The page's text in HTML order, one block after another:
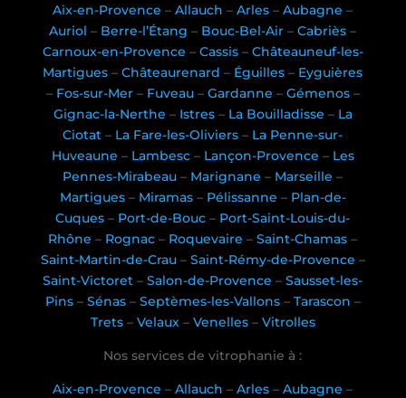
Aix-en-Provence –Allauch –Arles –Aubagne –
Auriol – Berre-l’Étang – Bouc-Bel-Air –Cabriès –
Carnoux-en-Provence – Cassis– Châteauneuf-les-
Martigues –Châteaurenard – Éguilles – Eyguières
– Fos-sur-Mer– Fuveau– Gardanne – Gémenos–
Gignac-la-Nerthe – Istres– La Bouilladisse – La
Ciotat – La Fare-les-Oliviers – La Penne-sur-
Huveaune – Lambesc– Lançon-Provence – Les
Pennes-Mirabeau – Marignane – Marseille –
Martigues– Miramas– Pélissanne – Plan-de-
Cuques – Port-de-Bouc – Port-Saint-Louis-du-
Rhône – Rognac – Roquevaire –Saint-Chamas –
Saint-Martin-de-Crau– Saint-Rémy-de-Provence –
Saint-Victoret –Salon-de-Provence –Sausset-les-
Pins– Sénas– Septèmes-les-Vallons– Tarascon –
Trets– Velaux– Venelles– Vitrolles
Nos services de vitrophanie à :
Aix-en-Provence –Allauch –Arles –Aubagne –